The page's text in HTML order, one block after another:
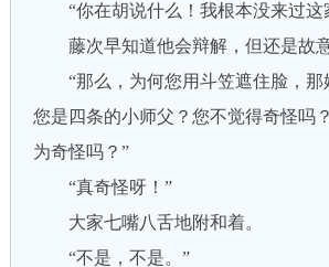
“你在胡说什么！我根本没来过这
藤次早知道他会辩解，但还是故意
“那么，为何您用斗笠遮住脸，那
您是四条的小师父？您不觉得奇怪吗
为奇怪吗？”
“真奇怪呀！”
大家七嘴八舌地附和着。
“不是，不是。”